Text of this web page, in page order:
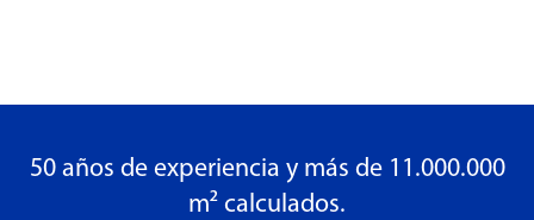
50 años de experiencia y más de 11.000.000
m² calculados.